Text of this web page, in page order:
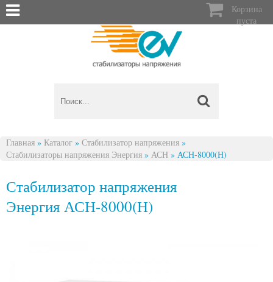

Корзина
пуста
Вы здесь
Главная » Каталог » Стабилизатор напряжения »
Стабилизаторы напряжения Энергия » АСН » АСН-8000(Н)
Стабилизатор напряжения
Энергия АСН-8000(Н)